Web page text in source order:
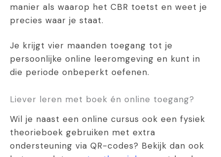
manier als waarop het CBR toetst en weet je
precies waar je staat.
Je krijgt vier maanden toegang tot je
persoonlijke online leeromgeving en kunt in
die periode onbeperkt oefenen.
Liever leren met boek én online toegang?
Wil je naast een online cursus ook een fysiek
theorieboek gebruiken met extra
ondersteuning via QR-codes? Bekijk dan ook